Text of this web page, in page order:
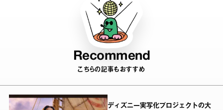
Recommend
こちらの記事もおすすめ
ディズニー実写化プロジェクトの大